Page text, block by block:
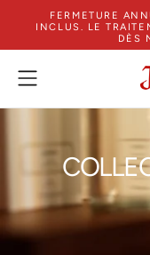
PASSER
AU
FERMETURE
INCLUS. LE
DÈS